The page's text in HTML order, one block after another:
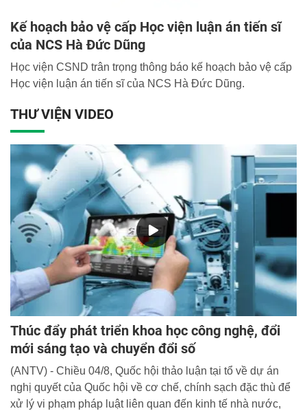
Kế hoạch bảo vệ cấp Học viện luận án tiến sĩ
của NCS Hà Đức Dũng
Học viện CSND trân trọng thông báo kế hoạch bảo vệ cấp
Học viện luận án tiến sĩ của NCS Hà Đức Dũng.
THƯ VIỆN VIDEO
Thúc đẩy phát triển khoa học công nghệ, đổi
mới sáng tạo và chuyển đổi số
(ANTV) - Chiều 04/8, Quốc hội thảo luận tại tổ về dự án
nghị quyết của Quốc hội về cơ chế, chính sạch đặc thù để
xử lý vi phạm pháp luật liên quan đến kinh tế nhà nước,